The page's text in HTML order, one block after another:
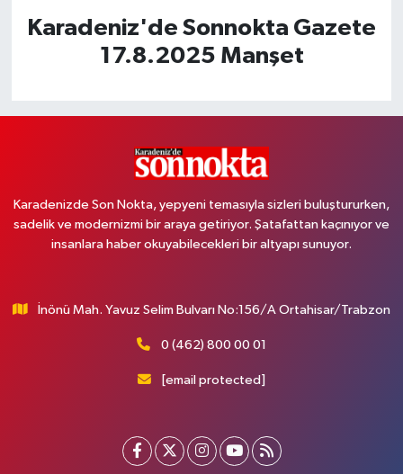
Karadeniz'de Sonnokta Gazete
17.8.2025 Manşet
Karadenizde Son Nokta, yepyeni temasıyla sizleri buluştururken,
sadelik ve modernizmi bir araya getiriyor. Şatafattan kaçınıyor ve
insanlara haber okuyabilecekleri bir altyapı sunuyor.
İnönü Mah. Yavuz Selim Bulvarı No:156/A Ortahisar/Trabzon
0 (462) 800 00 01
[email protected]